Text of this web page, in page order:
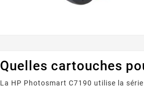
Quelles cartouches
La HP Photosmart C7190 utilise la